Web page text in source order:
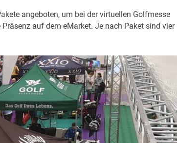
angeboten, um bei der virtuellen Golfmesse
auf dem eMarket. Je nach Paket sind vier